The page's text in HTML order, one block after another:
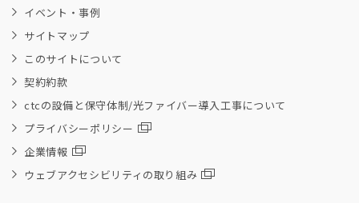
イベント・事例
サイトマップ
このサイトについて
契約約款
ctcの設備と保守体制/光ファイバー導入工事について
プライバシーポリシー
企業情報
ウェブアクセシビリティの取り組み